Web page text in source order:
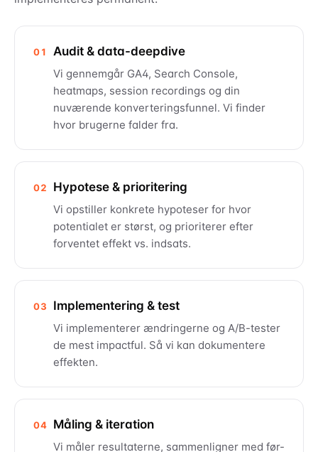
01 Audit & data-deepdive
Vi gennemgår GA4, Search Console,
heatmaps, session recordings og din
nuværende konverteringsfunnel. Vi finder
hvor brugerne falder fra.
02 Hypotese & prioritering
Vi opstiller konkrete hypoteser for hvor
potentialet er størst, og prioriterer efter
forventet effekt vs. indsats.
03 Implementering & test
Vi implementerer ændringerne og A/B-tester
de mest impactful. Så vi kan dokumentere
effekten.
04 Måling & iteration
Vi måler resultaterne, sammenligner med før-